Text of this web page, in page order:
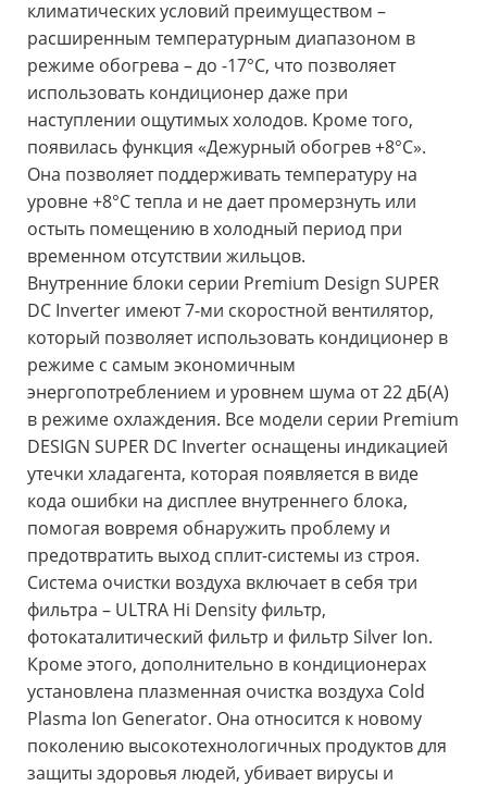
климатических условий преимуществом –
расширенным температурным диапазоном в
режиме обогрева – до -17°С, что позволяет
использовать кондиционер даже при
наступлении ощутимых холодов. Кроме того,
появилась функция «Дежурный обогрев +8°С».
Она позволяет поддерживать температуру на
уровне +8°С тепла и не дает промерзнуть или
остыть помещению в холодный период при
временном отсутствии жильцов.
Внутренние блоки серии Premium Design SUPER
DC Inverter имеют 7-ми скоростной вентилятор,
который позволяет использовать кондиционер в
режиме с самым экономичным
энергопотреблением и уровнем шума от 22 дБ(A)
в режиме охлаждения. Все модели серии Premium
DESIGN SUPER DC Inverter оснащены индикацией
утечки хладагента, которая появляется в виде
кода ошибки на дисплее внутреннего блока,
помогая вовремя обнаружить проблему и
предотвратить выход сплит-системы из строя.
Система очистки воздуха включает в себя три
фильтра – ULTRA Hi Density фильтр,
фотокаталитический фильтр и фильтр Silver Ion.
Кроме этого, дополнительно в кондиционерах
установлена плазменная очистка воздуха Cold
Plasma Ion Generator. Она относится к новому
поколению высокотехнологичных продуктов для
защиты здоровья людей, убивает вирусы и